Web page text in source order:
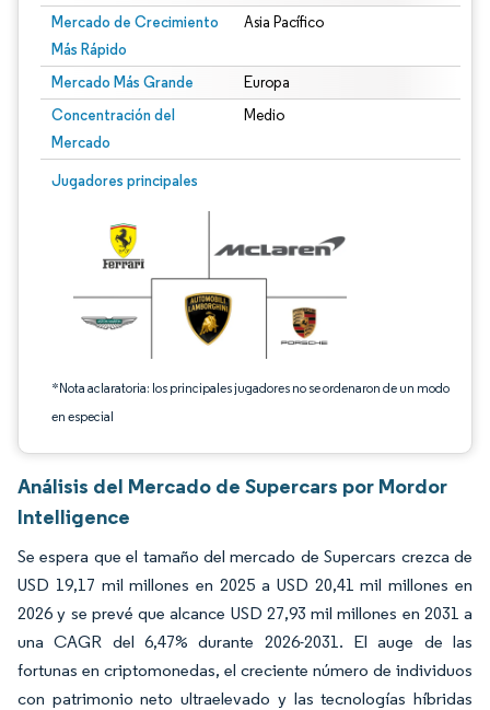
Mercado de Crecimiento
Más Rápido
Asia Pacífico
Mercado Más Grande Europa
Concentración del
Mercado
Medio
Jugadores principales
*Nota aclaratoria: los principales jugadores no se ordenaron de un modo
en especial
Imagen © Mordor Intelligence. El uso requiere atribución según CC BY 4.0.
Análisis del Mercado de Supercars por Mordor
Intelligence
Se espera que el tamaño del mercado de Supercars crezca de
USD 19,17 mil millones en 2025 a USD 20,41 mil millones en
2026 y se prevé que alcance USD 27,93 mil millones en 2031 a
una CAGR del 6,47% durante 2026-2031. El auge de las
fortunas en criptomonedas, el creciente número de individuos
con patrimonio neto ultraelevado y las tecnologías híbridas